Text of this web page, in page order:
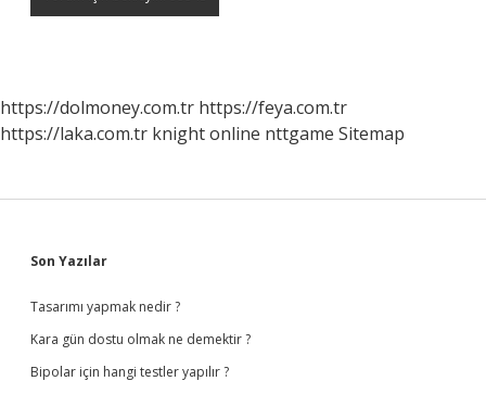
https://dolmoney.com.tr https://feya.com.tr
https://laka.com.tr knight online nttgame Sitemap
Sidebar
Son Yazılar
Tasarımı yapmak nedir ?
Kara gün dostu olmak ne demektir ?
Bipolar için hangi testler yapılır ?